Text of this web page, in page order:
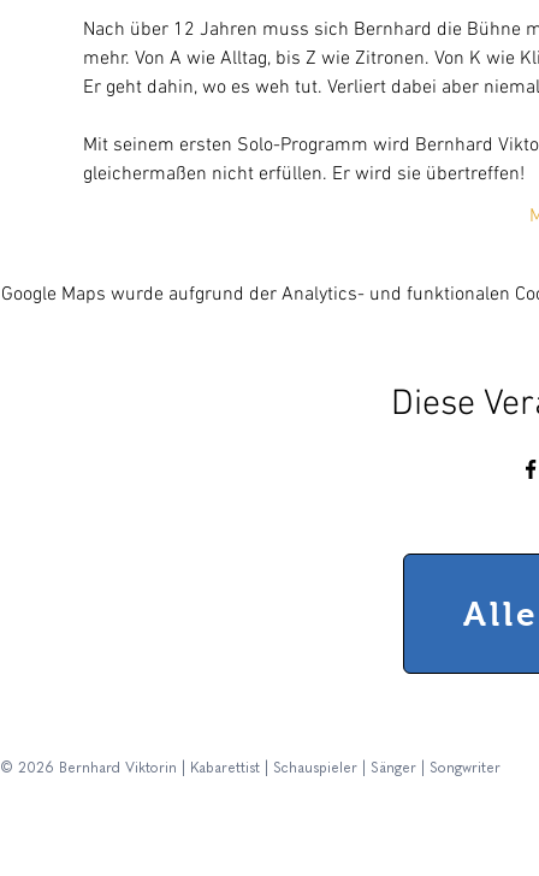
Nach über 12 Jahren muss sich Bernhard die Bühne
mehr. Von A wie Alltag, bis Z wie Zitronen. Von K wie
Er geht dahin, wo es weh tut. Verliert dabei aber
Mit seinem ersten Solo-Programm wird Bernhard
gleichermaßen nicht erfüllen. Er wird sie übertreffen!
Google Maps wurde aufgrund der Analytics- und funktionalen
Diese
© 2026 Bernhard Viktorin | Kabarettist | Schauspieler | Sänger | Songwriter